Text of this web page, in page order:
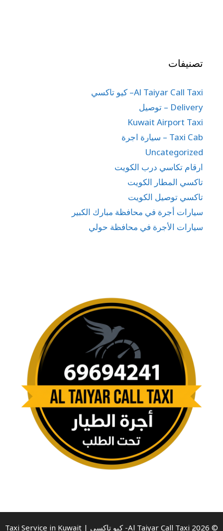
تصنيفات
Al Taiyar Call Taxi– كيو تاكسي
Delivery – توصيل
Kuwait Airport Taxi
Taxi Cab – سيارة اجرة
Uncategorized
ارقام تكاسي درب الكويت
تاكسي المطار الكويت
تاكسي توصيل الكويت
سيارات أجرة في محافظة مبارك الكبير
سيارات الأجرة في محافظة حولي
© 2026 Al Taiyar Call Taxi- كيو تاكسي | Taxi Service in Kuwait